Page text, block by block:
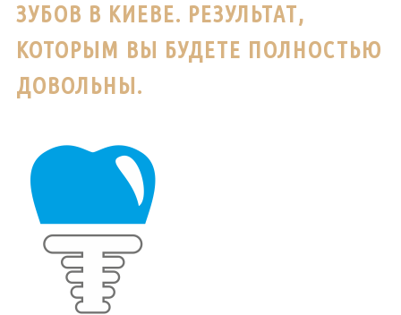
ЗУБОВ В КИЕВЕ. РЕЗУЛЬТАТ,
КОТОРЫМ ВЫ БУДЕТЕ ПОЛНОСТЬЮ
ДОВОЛЬНЫ.